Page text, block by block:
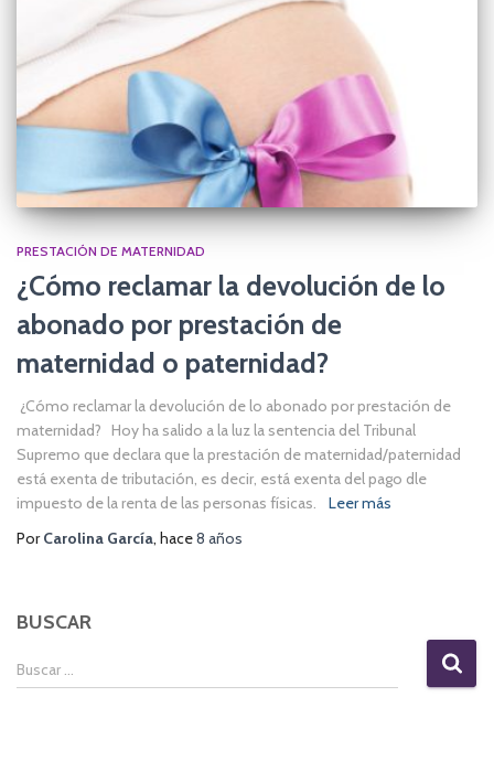
PRESTACIÓN DE MATERNIDAD
¿Cómo reclamar la devolución de lo
abonado por prestación de
maternidad o paternidad?
¿Cómo reclamar la devolución de lo abonado por prestación de
maternidad? Hoy ha salido a la luz la sentencia del Tribunal
Supremo que declara que la prestación de maternidad/paternidad
está exenta de tributación, es decir, está exenta del pago dle
impuesto de la renta de las personas físicas.
Leer más
PorCarolina García, hace8 años
BUSCAR
B
u
Buscar …